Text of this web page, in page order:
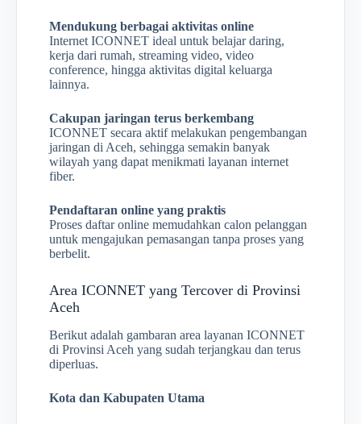
Mendukung berbagai aktivitas online
Internet ICONNET ideal untuk belajar daring,
kerja dari rumah, streaming video, video
conference, hingga aktivitas digital keluarga
lainnya.
Cakupan jaringan terus berkembang
ICONNET secara aktif melakukan pengembangan
jaringan di Aceh, sehingga semakin banyak
wilayah yang dapat menikmati layanan internet
fiber.
Pendaftaran online yang praktis
Proses daftar online memudahkan calon pelanggan
untuk mengajukan pemasangan tanpa proses yang
berbelit.
Area ICONNET yang Tercover di Provinsi
Aceh
Berikut adalah gambaran area layanan ICONNET
di Provinsi Aceh yang sudah terjangkau dan terus
diperluas.
Kota dan Kabupaten Utama